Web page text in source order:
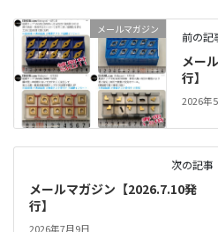
メールマガジン
前の記
メー
行】
2026年
次の記事
メールマガジン【2026.7.10発
行】
2026年7月9日